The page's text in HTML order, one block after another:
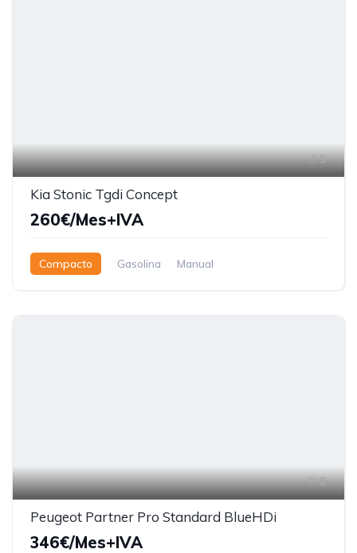
5
Kia Stonic Tgdi Concept
260€/Mes+IVA
Compacto Gasolina Manual
6
Peugeot Partner Pro Standard BlueHDi
346€/Mes+IVA